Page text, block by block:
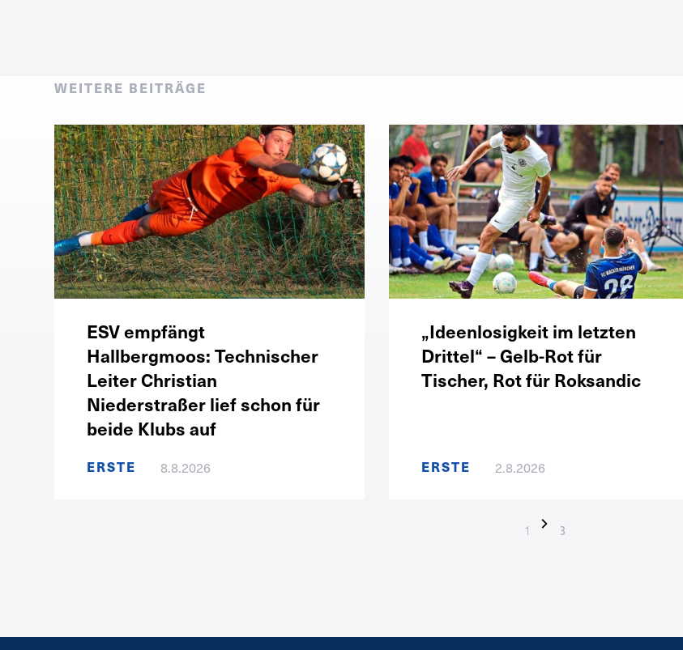
WEITERE BEITRÄGE
ESV empfängt
Hallbergmoos: Technischer
Leiter Christian
Niederstraßer lief schon für
beide Klubs auf
ERSTE 8.8.2026
„Ideenlosigkeit im letzten
Drittel“ – Gelb-Rot für
Tischer, Rot für Roksandic
ERSTE 2.8.2026
1 / 123